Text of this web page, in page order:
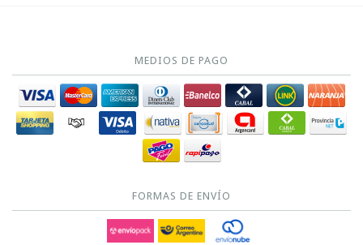
MEDIOS DE PAGO
FORMAS DE ENVÍO